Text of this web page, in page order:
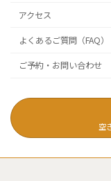
アクセス
よくあるご質問（FAQ）
ご予約・お問い合わせ
空